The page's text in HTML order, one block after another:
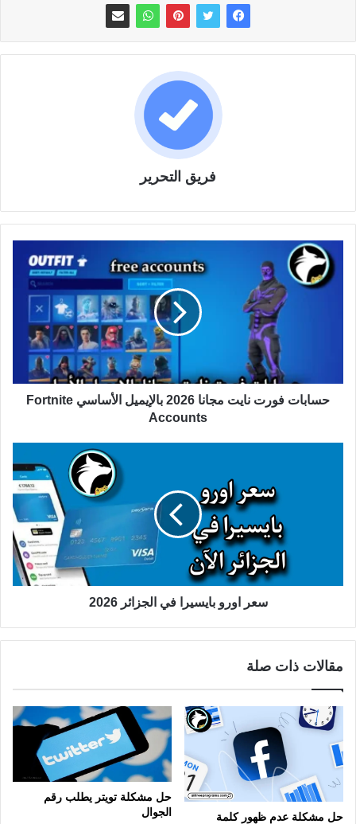
فريق التحرير
حسابات فورت نايت مجانا 2026 بالإيميل الأساسي Fortnite
Accounts
سعر اورو بايسيرا في الجزائر 2026
مقالات ذات صلة
حل مشكلة عدم ظهور كلمة
حل مشكلة تويتر يطلب رقم
الجوال